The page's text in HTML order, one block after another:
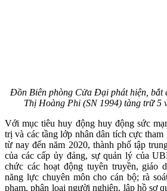
Đồn Biên phòng Cửa Đại phát hiện, bắt
Thị Hoàng Phi (SN 1994) tàng trữ 5
Với mục tiêu huy động huy động sức
trị và các tầng lớp nhân dân tích cực
từ nay đến năm 2020, thành phố tập
của các cấp ủy đảng, sự quản lý của
chức các hoạt động tuyên truyền, giáo
năng lực chuyên môn cho cán bộ; rà
phạm, phân loại người nghiện, lập hồ sơ